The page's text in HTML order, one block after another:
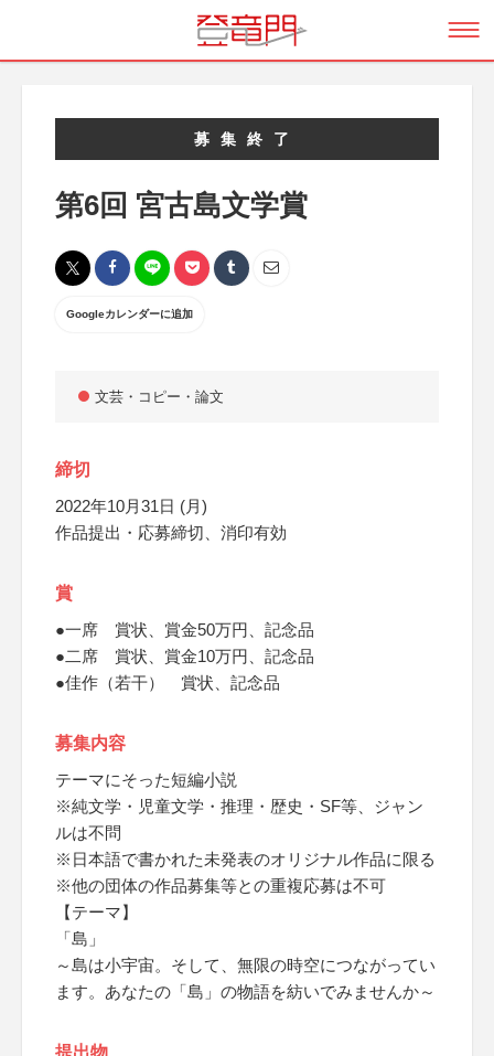
募集終了
第6回 宮古島文学賞
Googleカレンダーに追加
文芸・コピー・論文
締切
2022年10月31日 (月)
作品提出・応募締切、消印有効
賞
●一席 賞状、賞金50万円、記念品
●二席 賞状、賞金10万円、記念品
●佳作（若干） 賞状、記念品
募集内容
テーマにそった短編小説
※純文学・児童文学・推理・歴史・SF等、ジャン
ルは不問
※日本語で書かれた未発表のオリジナル作品に限る
※他の団体の作品募集等との重複応募は不可
【テーマ】
「島」
～島は小宇宙。そして、無限の時空につながってい
ます。あなたの「島」の物語を紡いでみませんか～
提出物